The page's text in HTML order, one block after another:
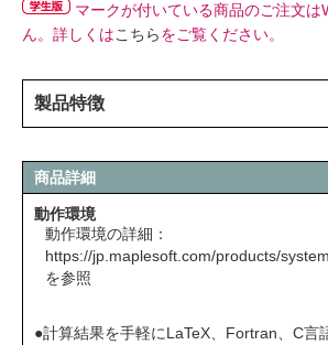
マークが付いている商品のご注文は
ん。詳しくはこちらをご覧ください。
製品特徴
商品詳細
動作環境
動作環境の詳細：
https://jp.maplesoft.com/products/
を参照
●計算結果を手軽にLaTeX、Fortran、C言